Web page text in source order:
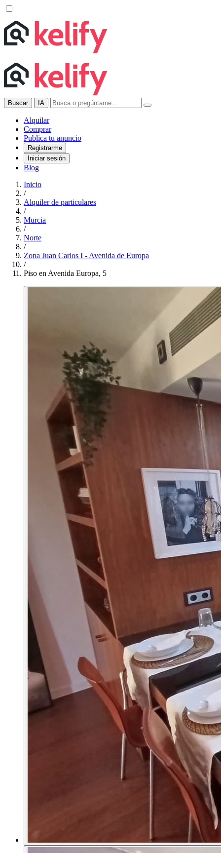
Buscar IA
Alquilar
Comprar
Publica tu anuncio
Registrarme
Iniciar sesión
Blog
Inicio
/
Alquiler de particulares
/
Murcia
/
Norte
/
Zona Juan Carlos I - Avenida de Europa
/
Piso en Avenida Europa, 5